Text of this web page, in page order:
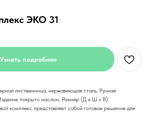
ЭКО 31
Узнать подробнее
лиственница, нержавеющая сталь. Ручная
покрыто маслом. Размер (Д x Ш x В):
комплекс представляет собой готовое решение для